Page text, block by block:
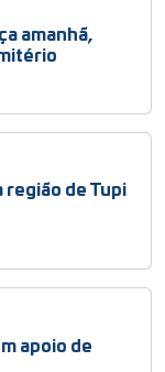
amanhã,
de Tupi
apoio de